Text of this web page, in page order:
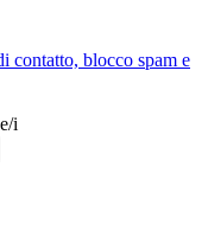
contatto, blocco spam e
i